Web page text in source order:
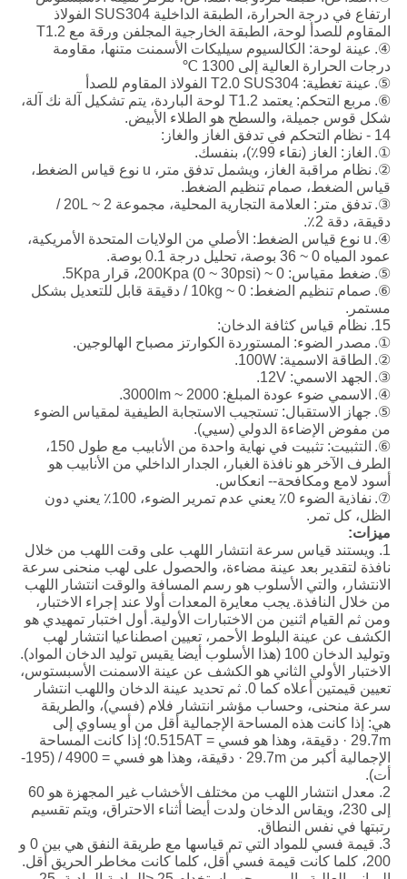
ارتفاع في درجة الحرارة، الطبقة الداخلية SUS304 الفولاذ
المقاوم للصدأ لوحة، الطبقة الخارجية المجلفن ورقة مع T1.2
④. عينة لوحة: الكالسيوم سيليكات الأسمنت متنها، مقاومة
درجات الحرارة العالية إلى 1300 ℃
⑤. عينة تغطية: T2.0 SUS304 الفولاذ المقاوم للصدأ
⑥.
مربع التحكم: يعتمد T1.2 لوحة الباردة، يتم تشكيل آلة نك آلة،
شكل قوس جميلة، والسطح هو الطلاء الأبيض.
14 - نظام التحكم في تدفق الغاز والغاز:
①. الغاز: الغاز (نقاء 99٪)، بنفسك.
②.
نظام مراقبة الغاز، ويشمل تدفق متر، u نوع قياس الضغط،
قياس الضغط، صمام تنظيم الضغط.
③.
تدفق متر: العلامة التجارية المحلية، مجموعة 2 ~ 20L /
دقيقة، دقة 2٪.
④.
u نوع قياس الضغط: الأصلي من الولايات المتحدة الأمريكية،
عمود المياه 0 ~ 36 بوصة، تحليل درجة 0.1 بوصة.
⑤. ضغط مقياس: 0 ~ 200Kpa (0 ~ 30psi)، قرار 5Kpa.
⑥.
صمام تنظيم الضغط: 0 ~ 10kg / دقيقة قابل للتعديل بشكل
مستمر.
15. نظام قياس كثافة الدخان:
①. مصدر الضوء: المستوردة الكوارتز مصباح الهالوجين.
②. الطاقة الاسمية: 100W.
③. الجهد الاسمي: 12V.
④. الاسمي ضوء عودة المبلغ: 2000 ~ 3000lm.
⑤. جهاز الاستقبال: تستجيب الاستجابة الطيفية لمقياس الضوء
من مفوض الإضاءة الدولي (سيي).
⑥.
التثبيت: تثبيت في نهاية واحدة من الأنابيب مع طول 150،
الطرف الآخر هو نافذة الغبار، الجدار الداخلي من الأنابيب هو
أسود لامع ومكافحة-- انعكاس.
⑦.
نفاذية الضوء 0٪ يعني عدم تمرير الضوء، 100٪ يعني دون
الظل، كل تمر.
ميزات:
1. ويستند قياس سرعة انتشار اللهب على وقت اللهب من خلال
نافذة لتقدير بعد عينة مضاءة، والحصول على لهب منحنى سرعة
الانتشار، والتي الأسلوب هو رسم المسافة والوقت انتشار اللهب
من خلال النافذة. يجب معايرة المعدات أولا عند إجراء الاختبار،
ومن ثم القيام اثنين من الاختبارات الأولية. أول اختبار تمهيدي هو
الكشف عن عينة البلوط الأحمر، تعيين اصطناعيا انتشار لهب
وتوليد الدخان 100 (هذا الأسلوب أيضا يقيس توليد الدخان المواد).
الاختبار الأولي الثاني هو الكشف عن عينة الاسمنت الأسبستوس،
تعيين قيمتين أعلاه كما 0. ثم تحديد عينة الدخان واللهب انتشار
سرعة منحنى، وحساب مؤشر انتشار فلام (فسي)، والطريقة
هي: إذا كانت هذه المساحة الإجمالية أقل من أو يساوي إلى
29.7m · دقيقة، وهذا هو فسي = 0.515AT؛
إذا كانت المساحة
الإجمالية أكبر من 29.7m · دقيقة، وهذا هو فسي = 4900 / (195-
أت).
2. معدل انتشار اللهب من مختلف الأخشاب غير المجهزة هو 60
إلى 230، ويقاس الدخان ولدت أيضا أثناء الاحتراق، ويتم تقسيم
رتبتها في نفس النطاق.
3. قيمة فسي للمواد التي تم قياسها مع طريقة النفق هي بين 0 و
200، كلما كانت قيمة فسي أقل، كلما كانت مخاطر الحريق أقل.